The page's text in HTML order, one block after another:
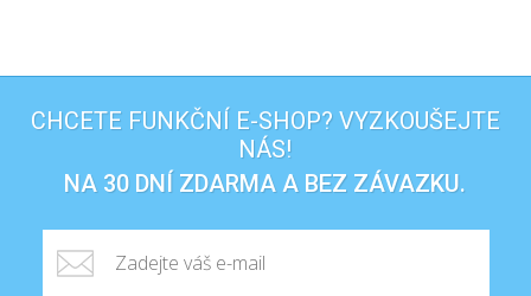
CHCETE FUNKČNÍ E-SHOP? VYZKOUŠEJTE
NÁS!
NA 30 DNÍ ZDARMA A BEZ ZÁVAZKU.